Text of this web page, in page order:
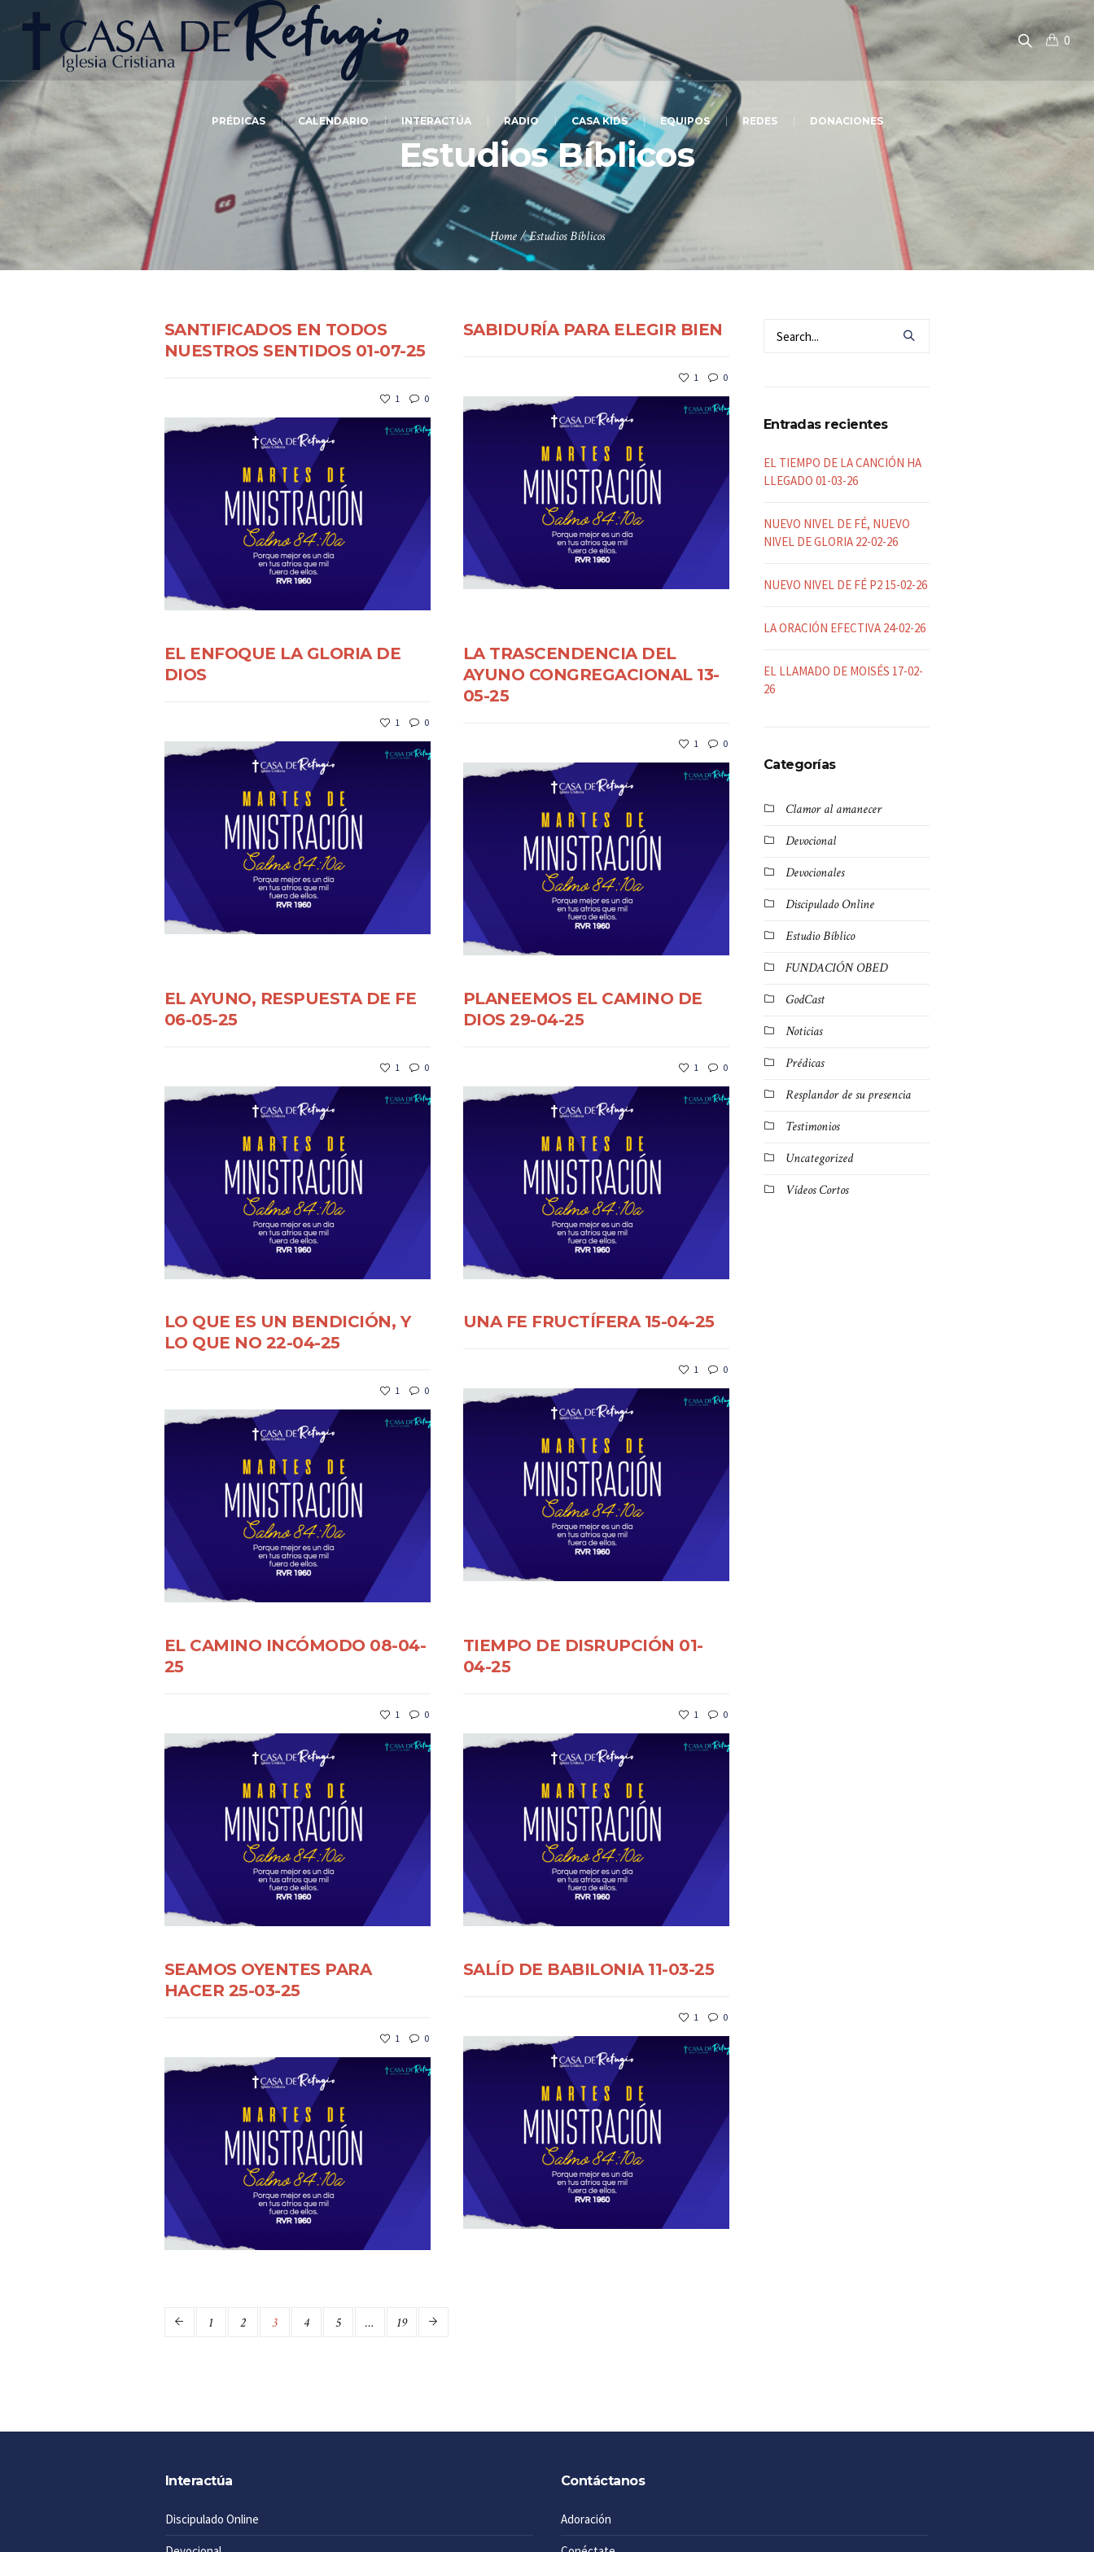
0
PRÉDICAS CALENDARIO INTERACTÚA RADIO CASA KIDS EQUIPOS REDES DONACIONES
Estudios Bíblicos
Home /Estudios Bíblicos
SANTIFICADOS EN TODOS
NUESTROS SENTIDOS 01-07-25
1 0
SABIDURÍA PARA ELEGIR BIEN
1 0
EL ENFOQUE LA GLORIA DE
DIOS
1 0
LA TRASCENDENCIA DEL
AYUNO CONGREGACIONAL 13-
05-25
1 0
EL AYUNO, RESPUESTA DE FE
06-05-25
1 0
PLANEEMOS EL CAMINO DE
DIOS 29-04-25
1 0
LO QUE ES UN BENDICIÓN, Y
LO QUE NO 22-04-25
1 0
UNA FE FRUCTÍFERA 15-04-25
1 0
EL CAMINO INCÓMODO 08-04-
25
1 0
TIEMPO DE DISRUPCIÓN 01-
04-25
1 0
SEAMOS OYENTES PARA
HACER 25-03-25
1 0
SALÍD DE BABILONIA 11-03-25
1 0
1 2 3 4 5 … 19
Entradas recientes
EL TIEMPO DE LA CANCIÓN HA
LLEGADO 01-03-26
NUEVO NIVEL DE FÉ, NUEVO
NIVEL DE GLORIA 22-02-26
NUEVO NIVEL DE FÉ P2 15-02-26
LA ORACIÓN EFECTIVA 24-02-26
EL LLAMADO DE MOISÉS 17-02-
26
Categorías
Clamor al amanecer
Devocional
Devocionales
Discipulado Online
Estudio Bíblico
FUNDACIÓN OBED
GodCast
Noticias
Prédicas
Resplandor de su presencia
Testimonios
Uncategorized
Vídeos Cortos
Interactúa
Discipulado Online
Contáctanos
Adoración